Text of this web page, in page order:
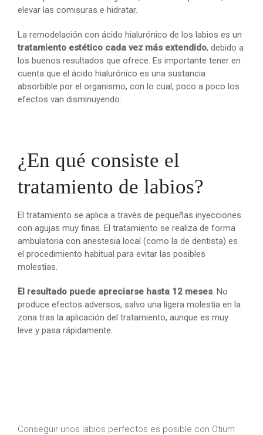
elevar las comisuras e hidratar.
La remodelación con ácido hialurónico de los labios es un
tratamiento estético cada vez más extendido, debido a
los buenos resultados que ofrece. Es importante tener en
cuenta que el ácido hialurónico es una sustancia
absorbible por el organismo, con lo cual, poco a poco los
efectos van disminuyendo.
¿En qué consiste el
tratamiento de labios?
El tratamiento se aplica a través de pequeñas inyecciones
con agujas muy finas. El tratamiento se realiza de forma
ambulatoria con anestesia local (como la de dentista) es
el procedimiento habitual para evitar las posibles
molestias.
El resultado puede apreciarse hasta 12 meses . No
produce efectos adversos, salvo una ligera molestia en la
zona tras la aplicación del tratamiento, aunque es muy
leve y pasa rápidamente.
Conseguir unos labios perfectos es posible con Otium